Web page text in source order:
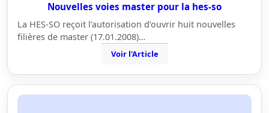
Nouvelles voies master pour la hes-so
La HES-SO reçoit l’autorisation d’ouvrir huit nouvelles
filières de master (17.01.2008)…
Voir l'Article